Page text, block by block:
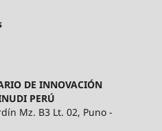
DE INNOVACIÓN
PERÚ
Mz. B3 Lt. 02, Puno -